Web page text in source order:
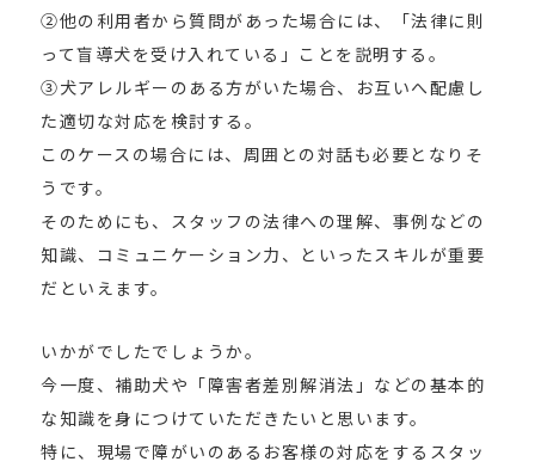
②他の利用者から質問があった場合には、「法律に則
って盲導犬を受け入れている」ことを説明する。
③犬アレルギーのある方がいた場合、お互いへ配慮し
た適切な対応を検討する。
このケースの場合には、周囲との対話も必要となりそ
うです。
そのためにも、スタッフの法律への理解、事例などの
知識、コミュニケーション力、といったスキルが重要
だといえます。
いかがでしたでしょうか。
今一度、補助犬や「障害者差別解消法」などの基本的
な知識を身につけていただきたいと思います。
特に、現場で障がいのあるお客様の対応をするスタッ